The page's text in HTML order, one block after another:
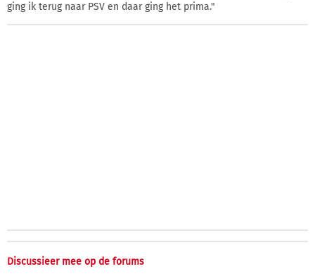
ging ik terug naar PSV en daar ging het prima."
Discussieer mee op de forums